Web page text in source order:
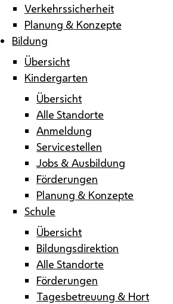
Verkehrssicherheit
Planung & Konzepte
Bildung
Übersicht
Kindergarten
Übersicht
Alle Standorte
Anmeldung
Servicestellen
Jobs & Ausbildung
Förderungen
Planung & Konzepte
Schule
Übersicht
Bildungsdirektion
Alle Standorte
Förderungen
Tagesbetreuung & Hort